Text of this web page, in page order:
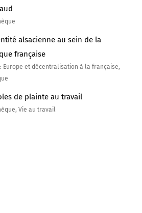
alsacienne au sein de la
française
: Europe et décentralisation à la française,
de plainte au travail
Vie au travail